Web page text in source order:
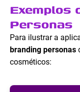
Exemplos
Personas
Para ilustrar a
branding personas
cosméticos: